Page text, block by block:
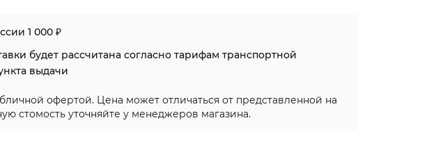
1 000 ₽
будет рассчитана согласно тарифам транспортной
выдачи
офертой. Цена может отличаться от представленной на
стомость уточняйте у менеджеров магазина.